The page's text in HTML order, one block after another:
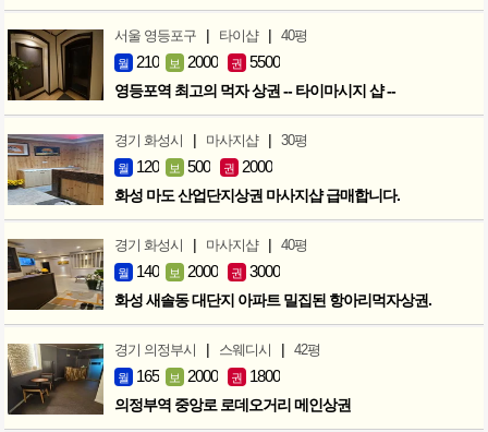
서울 영등포구 | 타이샵 | 40평
월 210 보 2000 권 5500
영등포역 최고의 먹자 상권 -- 타이마시지 샵 --
경기 화성시 | 마사지샵 | 30평
월 120 보 500 권 2000
화성 마도 산업단지상권 마사지샵 급매합니다.
경기 화성시 | 마사지샵 | 40평
월 140 보 2000 권 3000
화성 새솔동 대단지 아파트 밀집된 항아리먹자상권.
경기 의정부시 | 스웨디시 | 42평
월 165 보 2000 권 1800
의정부역 중앙로 로데오거리 메인상권